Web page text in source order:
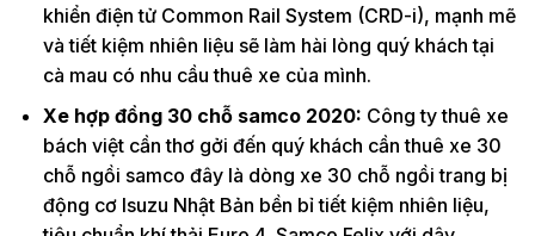
khiển điện tử Common Rail System (CRD-i), mạnh mẽ
và tiết kiệm nhiên liệu sẽ làm hài lòng quý khách tại
cà mau có nhu cầu thuê xe của mình.
Xe hợp đồng 30 chỗ samco 2020: Công ty thuê xe
bách việt cần thơ gởi đến quý khách cần thuê xe 30
chỗ ngồi samco đây là dòng xe 30 chỗ ngồi trang bị
động cơ Isuzu Nhật Bản bền bỉ tiết kiệm nhiên liệu,